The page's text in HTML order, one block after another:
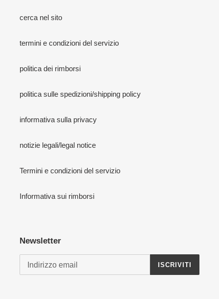
cerca nel sito
termini e condizioni del servizio
politica dei rimborsi
politica sulle spedizioni/shipping policy
informativa sulla privacy
notizie legali/legal notice
Termini e condizioni del servizio
Informativa sui rimborsi
Newsletter
ISCRIVITI